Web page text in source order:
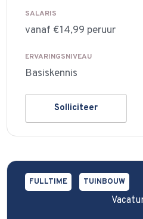
SALARIS
vanaf €14,99 peruur
ERVARINGSNIVEAU
Basiskennis
Solliciteer
FULLTIME TUINBOUW